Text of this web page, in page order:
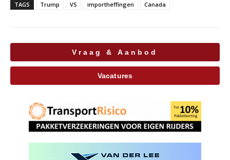
TAGS Trump VS importheffingen Canada
Vraag & Aanbod
Vacatures